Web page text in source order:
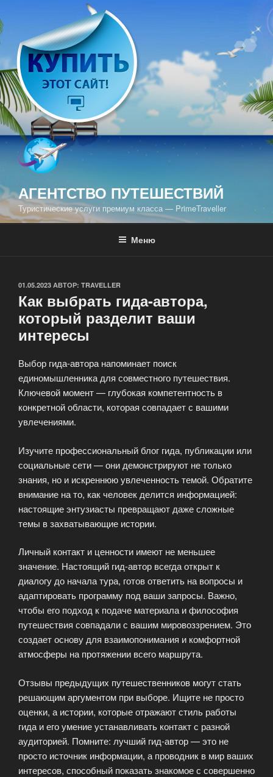
к
содержимому
АГЕНТСТВО ПУТЕШЕСТВИЙ
Туристические услуги премиум класса — PrimeTraveller
Меню
ОПУБЛИКОВАНО
01.05.2023 АВТОР: TRAVELLER
Как выбрать гида-автора,
который разделит ваши
интересы
Выбор гида-автора напоминает поиск
единомышленника для совместного путешествия.
Ключевой момент — глубокая компетентность в
конкретной области, которая совпадает с вашими
увлечениями.
Изучите профессиональный блог гида, публикации или
социальные сети — они демонстрируют не только
знания, но и искреннюю увлеченность темой. Обратите
внимание на то, как человек делится информацией:
настоящие энтузиасты превращают даже сложные
темы в захватывающие истории.
Личный контакт и ценности имеют не меньшее
значение. Настоящий гид-автор всегда открыт к
диалогу до начала тура, готов ответить на вопросы и
адаптировать программу под ваши запросы. Важно,
чтобы его подход к подаче материала и философия
путешествия совпадали с вашим мировоззрением. Это
создает основу для взаимопонимания и комфортной
атмосферы на протяжении всего маршрута.
Отзывы предыдущих путешественников могут стать
решающим аргументом при выборе. Ищите не просто
оценки, а истории, которые отражают стиль работы
гида и его умение устанавливать контакт с разной
аудиторией. Помните: лучший гид-автор — это не
просто источник информации, а проводник в мир ваших
интересов, способный показать знакомое с совершенно